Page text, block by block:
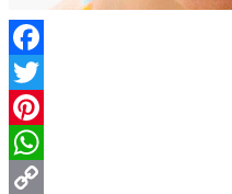
Facebook
Twitter
Pinterest
WhatsApp